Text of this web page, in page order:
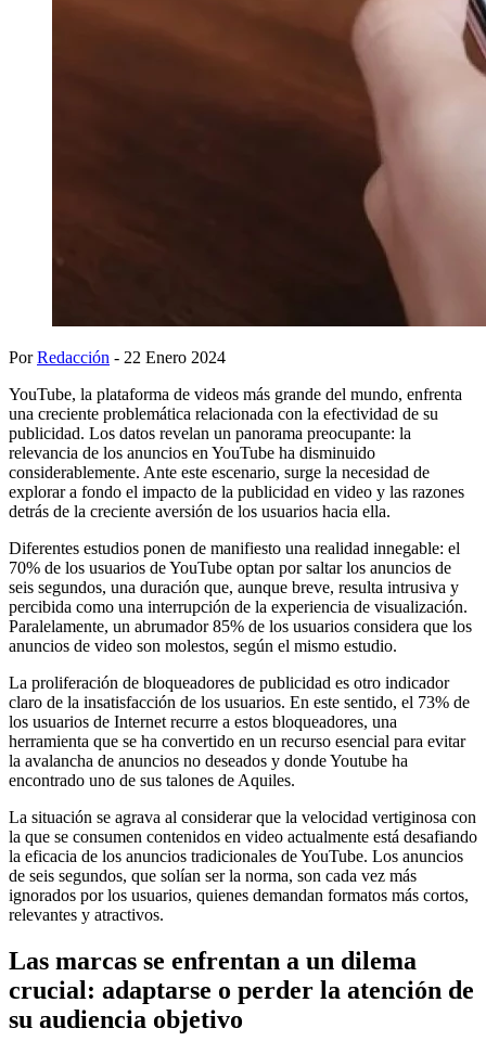
PorRedacción - 22 Enero 2024
YouTube, la plataforma de videos más grande del mundo, enfrenta
una creciente problemática relacionada con la efectividad de su
publicidad. Los datos revelan un panorama preocupante: la
relevancia de los anuncios en YouTube ha disminuido
considerablemente. Ante este escenario, surge la necesidad de
explorar a fondo el impacto de la publicidad en video y las razones
detrás de la creciente aversión de los usuarios hacia ella.
Diferentes estudios ponen de manifiesto una realidad innegable: el
70% de los usuarios de YouTube optan por saltar los anuncios de
seis segundos, una duración que, aunque breve, resulta intrusiva y
percibida como una interrupción de la experiencia de visualización.
Paralelamente, un abrumador 85% de los usuarios considera que los
anuncios de video son molestos, según el mismo estudio.
La proliferación de bloqueadores de publicidad es otro indicador
claro de la insatisfacción de los usuarios. En este sentido, el 73% de
los usuarios de Internet recurre a estos bloqueadores, una
herramienta que se ha convertido en un recurso esencial para evitar
la avalancha de anuncios no deseados y donde Youtube ha
encontrado uno de sus talones de Aquiles.
La situación se agrava al considerar que la velocidad vertiginosa con
la que se consumen contenidos en video actualmente está desafiando
la eficacia de los anuncios tradicionales de YouTube. Los anuncios
de seis segundos, que solían ser la norma, son cada vez más
ignorados por los usuarios, quienes demandan formatos más cortos,
relevantes y atractivos.
Las marcas se enfrentan a un dilema
crucial: adaptarse o perder la atención de
su audiencia objetivo